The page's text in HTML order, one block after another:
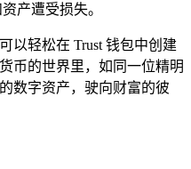
产遭受损失。
以轻松在 Trust 钱包中创建
币的世界里，如同一位精明
数字资产，驶向财富的彼